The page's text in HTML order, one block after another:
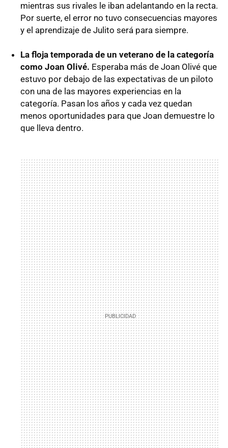
mientras sus rivales le iban adelantando en la recta.
Por suerte, el error no tuvo consecuencias mayores
y el aprendizaje de Julito será para siempre.
La floja temporada de un veterano de la categoría
como Joan Olivé. Esperaba más de Joan Olivé que
estuvo por debajo de las expectativas de un piloto
con una de las mayores experiencias en la
categoría. Pasan los años y cada vez quedan
menos oportunidades para que Joan demuestre lo
que lleva dentro.